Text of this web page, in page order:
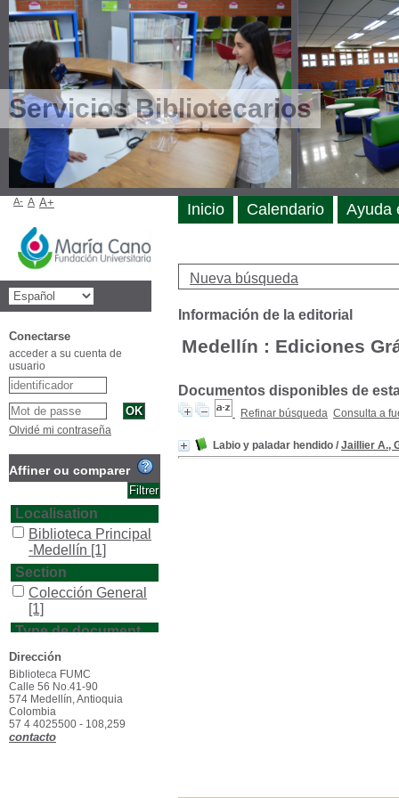
Servicios Bibliotecarios
Nueva búsqueda
Información de la editorial
Medellín : Ediciones
Documentos disponibles de
Refinar búsqueda Consulta a
Labio y paladar hendido / Jaillier A.,
Inicio Calendario Ayuda
A- A A+
Conectarse
acceder a su cuenta de
usuario
Olvidé mi contraseña
Affiner ou comparer
Localisation
Biblioteca Principal
-Medellín [1]
Section
Colección General
[1]
Type de document
texto impreso
Dirección
Biblioteca FUMC
Calle 56 No.41-90
574 Medellín, Antioquia
Colombia
57 4 4025500 - 108,259
contacto